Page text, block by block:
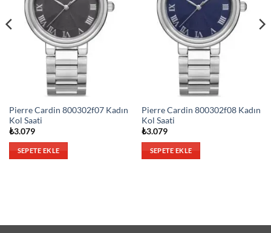
Pierre Cardin 800302f07 Kadın
Kol Saati
₺3.079
SEPETE EKLE
Pierre Cardin 800302f08 Kadın
Kol Saati
₺3.079
SEPETE EKLE